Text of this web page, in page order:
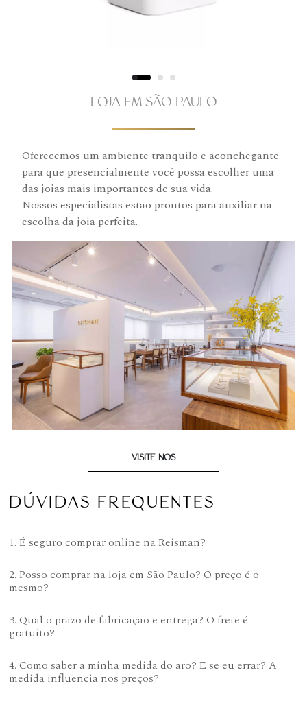
LOJA EM SÃO PAULO
Oferecemos um ambiente tranquilo e aconchegante
para que presencialmente você possa escolher uma
das joias mais importantes de sua vida.
Nossos especialistas estão prontos para auxiliar na
escolha da joia perfeita.
VISITE-NOS
DÚVIDAS FREQUENTES
1. É seguro comprar online na Reisman?
2. Posso comprar na loja em São Paulo? O preço é o
mesmo?
3. Qual o prazo de fabricação e entrega? O frete é
gratuito?
4. Como saber a minha medida do aro? E se eu errar? A
medida influencia nos preços?